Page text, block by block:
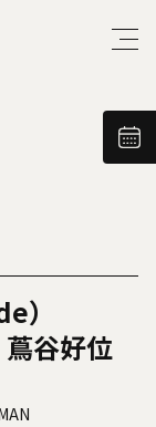
）
谷好位